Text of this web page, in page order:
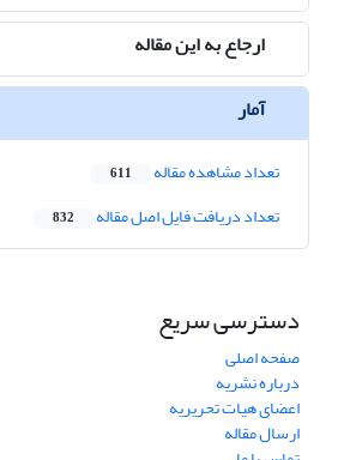
ارجاع به این مقاله
آمار
تعداد مشاهده مقاله 611
تعداد دریافت فایل اصل مقاله 832
دسترسی سریع
صفحه اصلی
درباره نشریه
اعضای هیات تحریریه
ارسال مقاله